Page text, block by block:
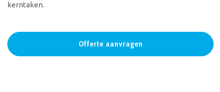
kerntaken.
Offerte aanvragen